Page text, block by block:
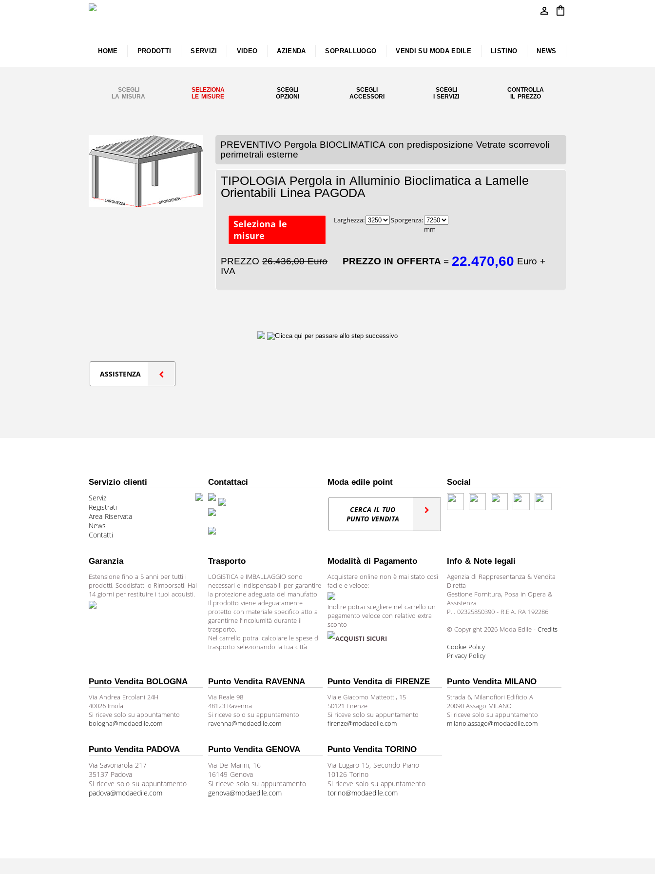
person shopping_bag
HOME PRODOTTI SERVIZI VIDEO AZIENDA SOPRALLUOGO VENDI SU MODA EDILE LISTINO NEWS
SCEGLI
LA MISURA
SELEZIONA
LE MISURE
SCEGLI
OPZIONI
SCEGLI
ACCESSORI
SCEGLI
I SERVIZI
CONTROLLA
IL PREZZO
PREVENTIVO Pergola BIOCLIMATICA con predisposizione Vetrate scorrevoli
perimetrali esterne
TIPOLOGIA Pergola in Alluminio Bioclimatica a Lamelle
Orientabili Linea PAGODA
Seleziona le
misure
Larghezza:
Sporgenza:
mm
PREZZO26.436,00 Euro PREZZO IN OFFERTA = 22.470,60 Euro +
IVA
ASSISTENZA
Servizio clienti
Servizi
Registrati
Area Riservata
News
Contatti
Contattaci Moda edile point
CERCA IL TUO
PUNTO VENDITA
Social
Garanzia
Estensione fino a 5 anni per tutti i
prodotti. Soddisfatti o Rimborsati! Hai
14 giorni per restituire i tuoi acquisti.
Trasporto
LOGISTICA e IMBALLAGGIO sono
necessari e indispensabili per garantire
la protezione adeguata del manufatto.
Il prodotto viene adeguatamente
protetto con materiale specifico atto a
garantirne l’incolumità durante il
trasporto.
Nel carrello potrai calcolare le spese di
trasporto selezionando la tua città
Modalità di Pagamento
Acquistare online non è mai stato così
facile e veloce:
Inoltre potrai scegliere nel carrello un
pagamento veloce con relativo extra
sconto
ACQUISTI SICURI
Info & Note legali
Agenzia di Rappresentanza & Vendita
Diretta
Gestione Fornitura, Posa in Opera &
Assistenza
P.I. 02325850390 - R.E.A. RA 192286
© Copyright 2026 Moda Edile - Credits
Cookie Policy
Privacy Policy
Punto Vendita BOLOGNA
Via Andrea Ercolani 24H
40026 Imola
Si riceve solo su appuntamento
bologna@modaedile.com
Punto Vendita RAVENNA
Via Reale 98
48123 Ravenna
Si riceve solo su appuntamento
ravenna@modaedile.com
Punto Vendita di FIRENZE
Viale Giacomo Matteotti, 15
50121 Firenze
Si riceve solo su appuntamento
firenze@modaedile.com
Punto Vendita MILANO
Strada 6, Milanofiori Edificio A
20090 Assago MILANO
Si riceve solo su appuntamento
milano.assago@modaedile.com
Punto Vendita PADOVA
Via Savonarola 217
35137 Padova
Si riceve solo su appuntamento
padova@modaedile.com
Punto Vendita GENOVA
Via De Marini, 16
16149 Genova
Si riceve solo su appuntamento
genova@modaedile.com
Punto Vendita TORINO
Via Lugaro 15, Secondo Piano
10126 Torino
Si riceve solo su appuntamento
torino@modaedile.com